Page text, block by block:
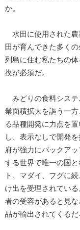
か。
水田に使用された農
田が育んできた多く
列島に住む私たちの
換が必須だ。
みどりの食料システ
業面積拡大を謳う一
る品種開発に力点を
し、表示なしで開発
府が強力にバックア
する世界で唯一の国
ト、マダイ、フグに
け出を受理されてい
者の受容があると見
品が輸出されてくるだ